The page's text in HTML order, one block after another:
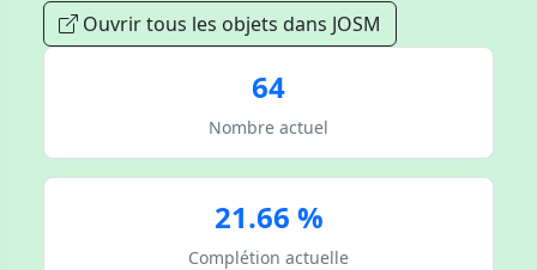
Ouvrir tous les objets dans JOSM
64
Nombre actuel
21.66 %
Complétion actuelle